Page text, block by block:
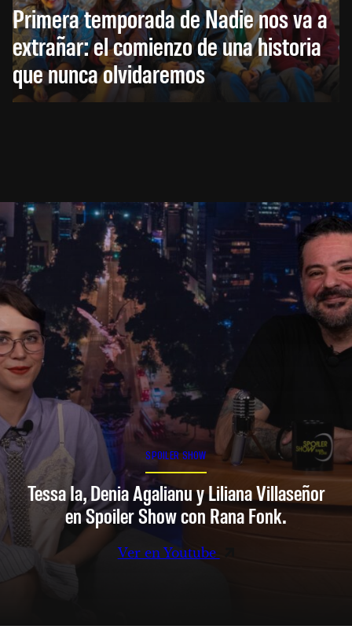
Primera temporada de Nadie nos va a
extrañar: el comienzo de una historia
que nunca olvidaremos
SPOILER SHOW
Tessa Ia, Denia Agalianu y Liliana Villaseñor
en Spoiler Show con Rana Fonk.
Ver en Youtube